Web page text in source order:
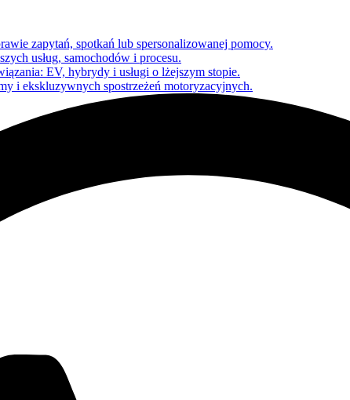
zapytań, spotkań lub spersonalizowanej pomocy.
usług, samochodów i procesu.
EV, hybrydy i usługi o lżejszym stopie.
i ekskluzywnych spostrzeżeń motoryzacyjnych.